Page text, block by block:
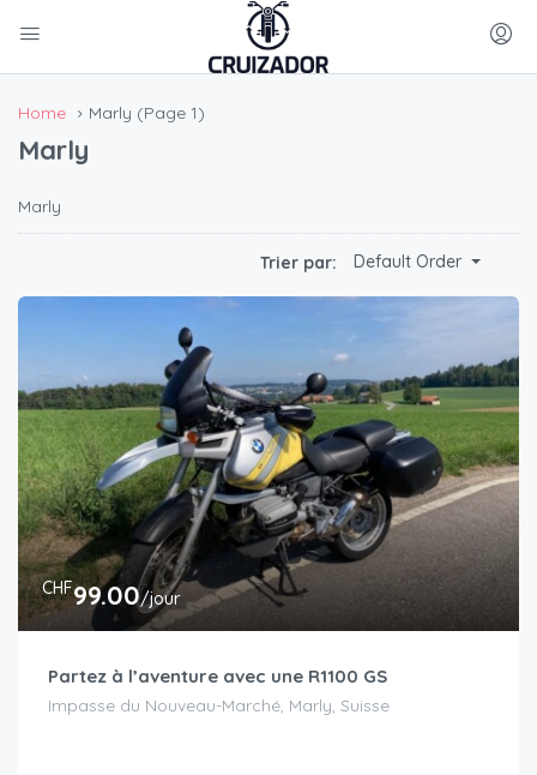
Home Marly (Page 1)
Marly
Marly
Trier par: Default Order
CHF99.00/jour
Partez à l’aventure avec une R1100 GS
Impasse du Nouveau-Marché, Marly, Suisse